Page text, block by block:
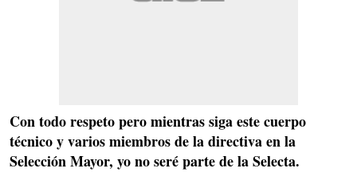
Con todo respeto pero mientras siga este cuerpo
técnico y varios miembros de la directiva en la
Selección Mayor, yo no seré parte de la Selecta.